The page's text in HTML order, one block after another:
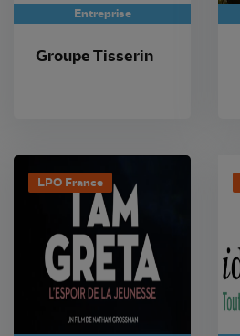
Entreprise
Groupe Tisserin
LPO France